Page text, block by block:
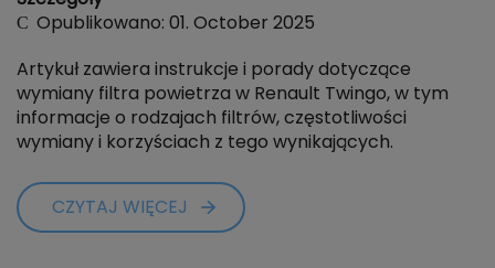
Opublikowano: 01. October 2025
Artykuł zawiera instrukcje i porady dotyczące
wymiany filtra powietrza w Renault Twingo, w tym
informacje o rodzajach filtrów, częstotliwości
wymiany i korzyściach z tego wynikających.
CZYTAJ WIĘCEJ